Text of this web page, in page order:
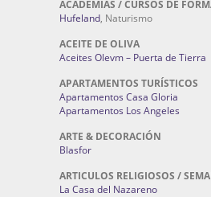
ACADEMIAS / CURSOS DE
Hufeland, Naturismo
ACEITE DE OLIVA
Aceites Olevm – Puerta de Tierra
APARTAMENTOS TURÍSTICOS
Apartamentos Casa Gloria
Apartamentos Los Angeles
ARTE & DECORACIÓN
Blasfor
ARTICULOS RELIGIOSOS /
La Casa del Nazareno